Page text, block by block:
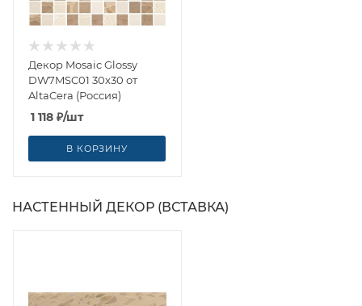
Декор Mosaic Glossy
DW7MSC01 30x30 от
AltaCera (Россия)
1 118 ₽/шт
В КОРЗИНУ
НАСТЕННЫЙ ДЕКОР (ВСТАВКА)